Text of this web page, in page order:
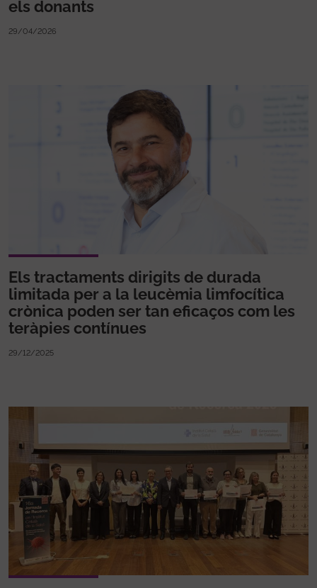
els donants
29/04/2026
Els tractaments dirigits de durada
limitada per a la leucèmia limfocítica
crònica poden ser tan eficaços com les
teràpies contínues
29/12/2025